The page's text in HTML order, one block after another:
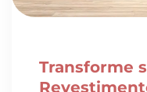
Transforme